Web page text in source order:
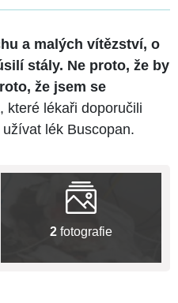
a malých vítězství, o
stály. Ne proto, že by
že jsem se
které lékaři doporučili
lék Buscopan.
2 fotografie